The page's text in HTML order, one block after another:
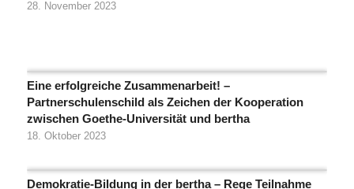
28. November 2023
Eine erfolgreiche Zusammenarbeit! –
Partnerschulenschild als Zeichen der Kooperation
zwischen Goethe-Universität und bertha
18. Oktober 2023
Demokratie-Bildung in der bertha – Rege Teilnahme